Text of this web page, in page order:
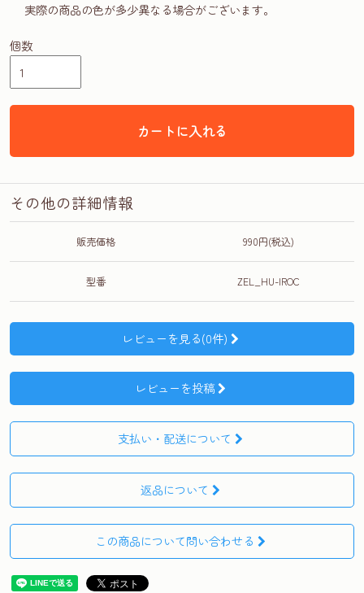
実際の商品の色が多少異なる場合がございます。
個数
カートに入れる
その他の詳細情報
販売価格 990円(税込)
型番 ZEL_HU-IROC
レビューを見る(0件)
レビューを投稿
支払い・配送について
返品について
この商品について問い合わせる